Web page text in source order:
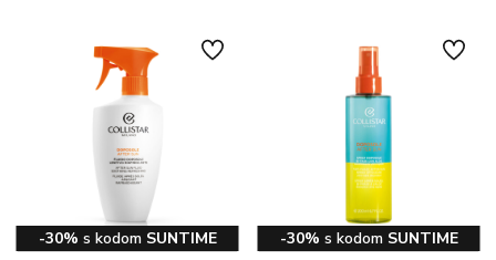
-30% s kodom SUNTIME -30% s kodom SUNTIME